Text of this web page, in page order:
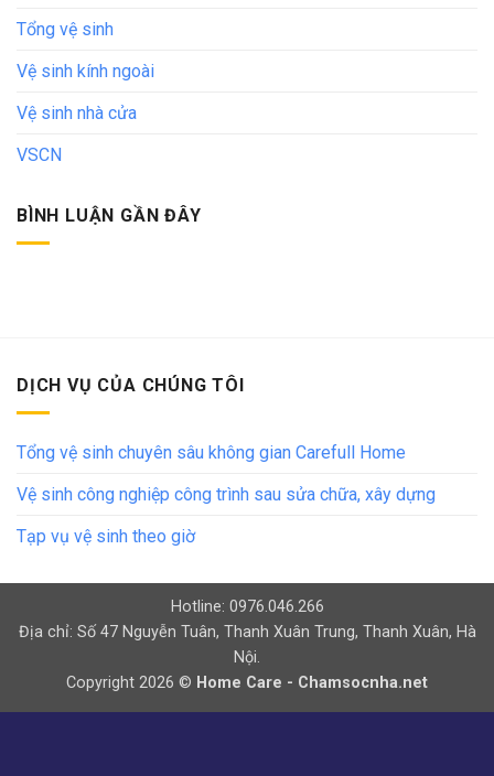
Tổng vệ sinh
Vệ sinh kính ngoài
Vệ sinh nhà cửa
VSCN
BÌNH LUẬN GẦN ĐÂY
DỊCH VỤ CỦA CHÚNG TÔI
Tổng vệ sinh chuyên sâu không gian Carefull Home
Vệ sinh công nghiệp công trình sau sửa chữa, xây dựng
Tạp vụ vệ sinh theo giờ
Hotline: 0976.046.266
Địa chỉ: Số 47 Nguyễn Tuân, Thanh Xuân Trung, Thanh Xuân, Hà
Nội.
Copyright 2026 © Home Care - Chamsocnha.net